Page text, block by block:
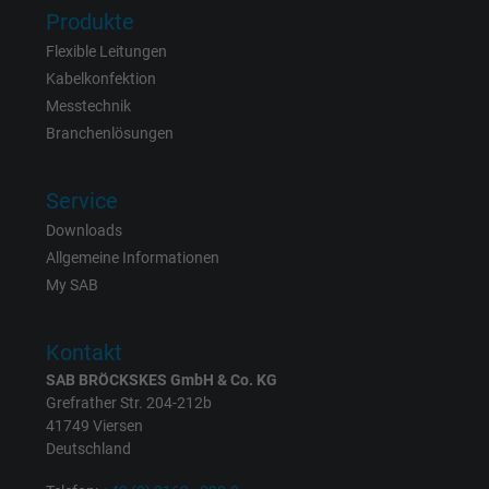
Anbieter
Laufzeit 6 Monate
Zweck
eines wiederkehrenden Benutzers
Name
Anbieter
Zweck
Cookie von Facebook für Website-Analyse,
Anzeigenausrichtung und
Name act, Facebook Pixel
Produkte
Flexible Leitungen
Kabelkonfektion
Messtechnik
Branchenlösungen
Service
Downloads
Allgemeine Informationen
My SAB
Kontakt
SAB BRÖCKSKES GmbH & Co. KG
Grefrather Str. 204-212b
41749 Viersen
Deutschland